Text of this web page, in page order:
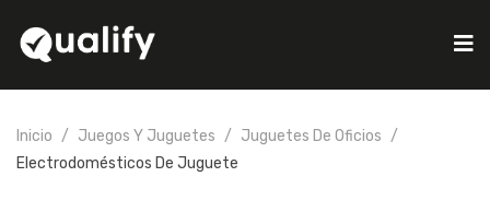
Inicio Juegos Y Juguetes
Juguetes De Oficios
Electrodomésticos De Juguete